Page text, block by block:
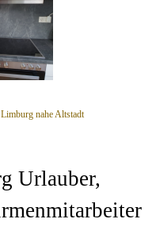
nahe Altstadt
Urlauber,